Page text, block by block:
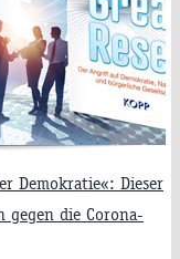
Demokratie«: Dieser
gegen die Corona-